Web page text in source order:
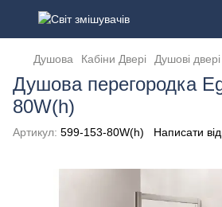
Душова Кабіни Двері Душові двері
Душова перегородка
80W(h)
Артикул: 599-153-80W(h) Написати